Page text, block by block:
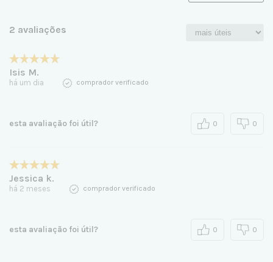
2 avaliações
Isis M.
há um dia comprador verificado
esta avaliação foi útil? 0 0
Jessica k.
há 2 meses comprador verificado
esta avaliação foi útil? 0 0